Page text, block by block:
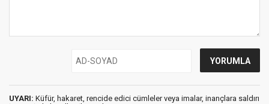
UYARI: Küfür, hakaret, rencide edici cümleler veya imalar, inançlara saldırı